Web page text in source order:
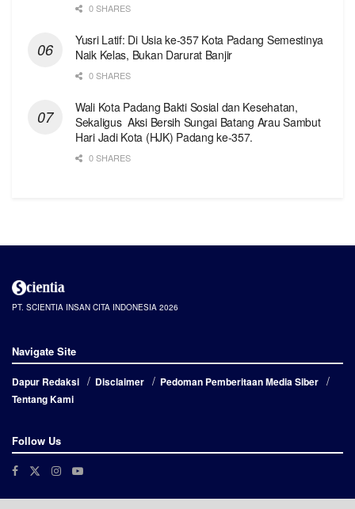
0 SHARES
Yusri Latif: Di Usia ke-357 Kota Padang Semestinya
Naik Kelas, Bukan Darurat Banjir
0 SHARES
Wali Kota Padang Bakti Sosial dan Kesehatan,
Sekaligus Aksi Bersih Sungai Batang Arau Sambut
Hari Jadi Kota (HJK) Padang ke-357.
0 SHARES
PT. SCIENTIA INSAN CITA INDONESIA 2026
Navigate Site
Dapur Redaksi Disclaimer
Pedoman Pemberitaan Media Siber
Tentang Kami
Follow Us